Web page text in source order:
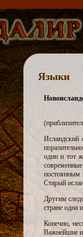
Языки
Исландский
один и тот
постоянным
Старый
Другим
стране одна
Конечно,
Важнейшие